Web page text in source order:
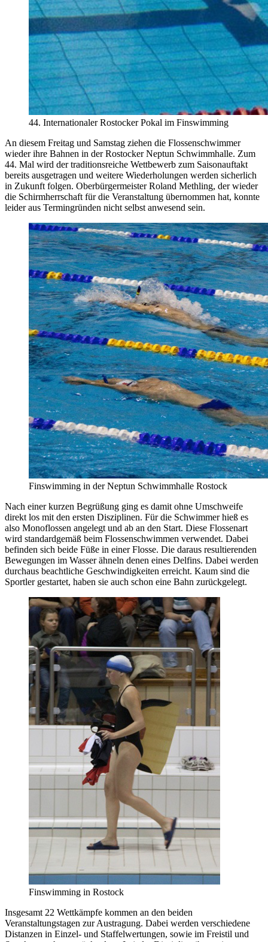
44. Internationaler Rostocker Pokal im Finswimming
An diesem Freitag und Samstag ziehen die Flossenschwimmer
wieder ihre Bahnen in der Rostocker Neptun Schwimmhalle. Zum
44. Mal wird der traditionsreiche Wettbewerb zum Saisonauftakt
bereits ausgetragen und weitere Wiederholungen werden sicherlich
in Zukunft folgen. Oberbürgermeister Roland Methling, der wieder
die Schirmherrschaft für die Veranstaltung übernommen hat, konnte
leider aus Termingründen nicht selbst anwesend sein.
Finswimming in der Neptun Schwimmhalle Rostock
Nach einer kurzen Begrüßung ging es damit ohne Umschweife
direkt los mit den ersten Disziplinen. Für die Schwimmer hieß es
also Monoflossen angelegt und ab an den Start. Diese Flossenart
wird standardgemäß beim Flossenschwimmen verwendet. Dabei
befinden sich beide Füße in einer Flosse. Die daraus resultierenden
Bewegungen im Wasser ähneln denen eines Delfins. Dabei werden
durchaus beachtliche Geschwindigkeiten erreicht. Kaum sind die
Sportler gestartet, haben sie auch schon eine Bahn zurückgelegt.
Finswimming in Rostock
Insgesamt 22 Wettkämpfe kommen an den beiden
Veranstaltungstagen zur Austragung. Dabei werden verschiedene
Distanzen in Einzel- und Staffelwertungen, sowie im Freistil und